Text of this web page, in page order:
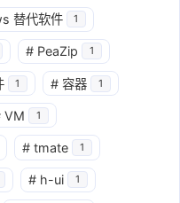
替代软件 1
# PeaZip 1
1 # 容器 1
VM 1
# tmate 1
# h-ui 1